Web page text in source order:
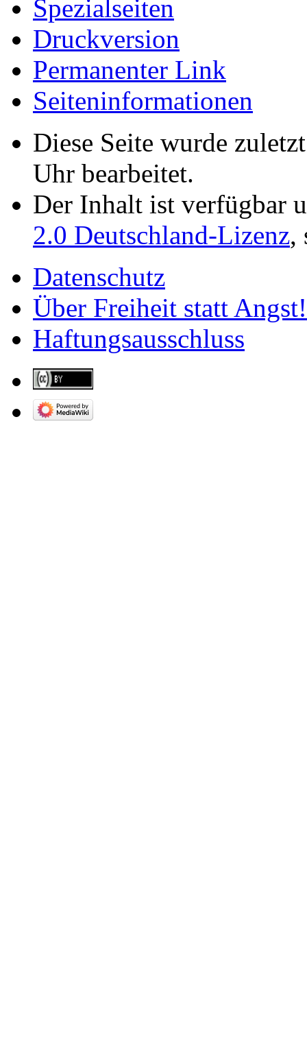
Spezialseiten
Druckversion
Permanenter Link
Seiten­­informationen
Diese Seite wurde
Uhr bearbeitet.
Der Inhalt ist verfügbar
2.0 Deutschland-Lizenz,
Datenschutz
Über Freiheit statt Angst!
Haftungsausschluss